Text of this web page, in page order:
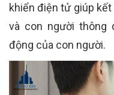
khiển điện tử giúp
và con người thông
động của con người.